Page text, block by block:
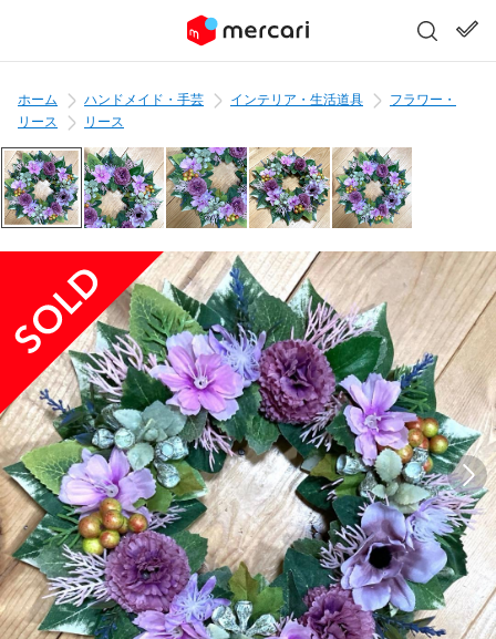
ホーム ハンドメイド・手芸 インテリア・生活道具
フラワー・
リース
リース